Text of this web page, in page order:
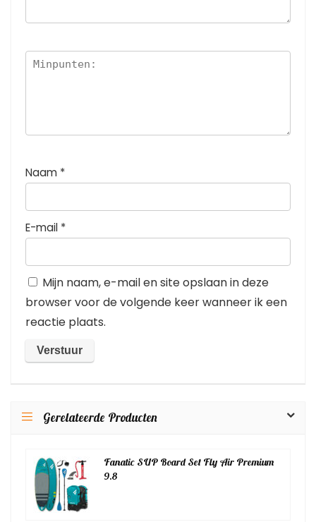
Naam *
E-mail *
Mijn naam, e-mail en site opslaan in deze
browser voor de volgende keer wanneer ik een
reactie plaats.
Gerelateerde Producten
Fanatic SUP Board Set Fly Air Premium
9.8